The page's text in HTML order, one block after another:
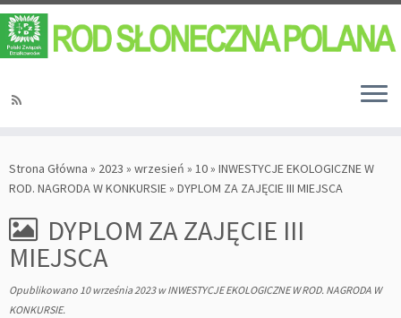
Strona Główna » 2023 » wrzesień » 10» INWESTYCJE EKOLOGICZNE W
ROD. NAGRODA W KONKURSIE» DYPLOM ZA ZAJĘCIE III MIEJSCA
DYPLOM ZA ZAJĘCIE III
MIEJSCA
Opublikowano 10 września 2023wINWESTYCJE EKOLOGICZNE W ROD. NAGRODA W
KONKURSIE.